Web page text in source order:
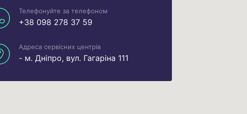
Телефонуйте за телефоном
+38 098 278 37 59
Адреса сервісних центрів
- м. Дніпро, вул. Гагаріна 111